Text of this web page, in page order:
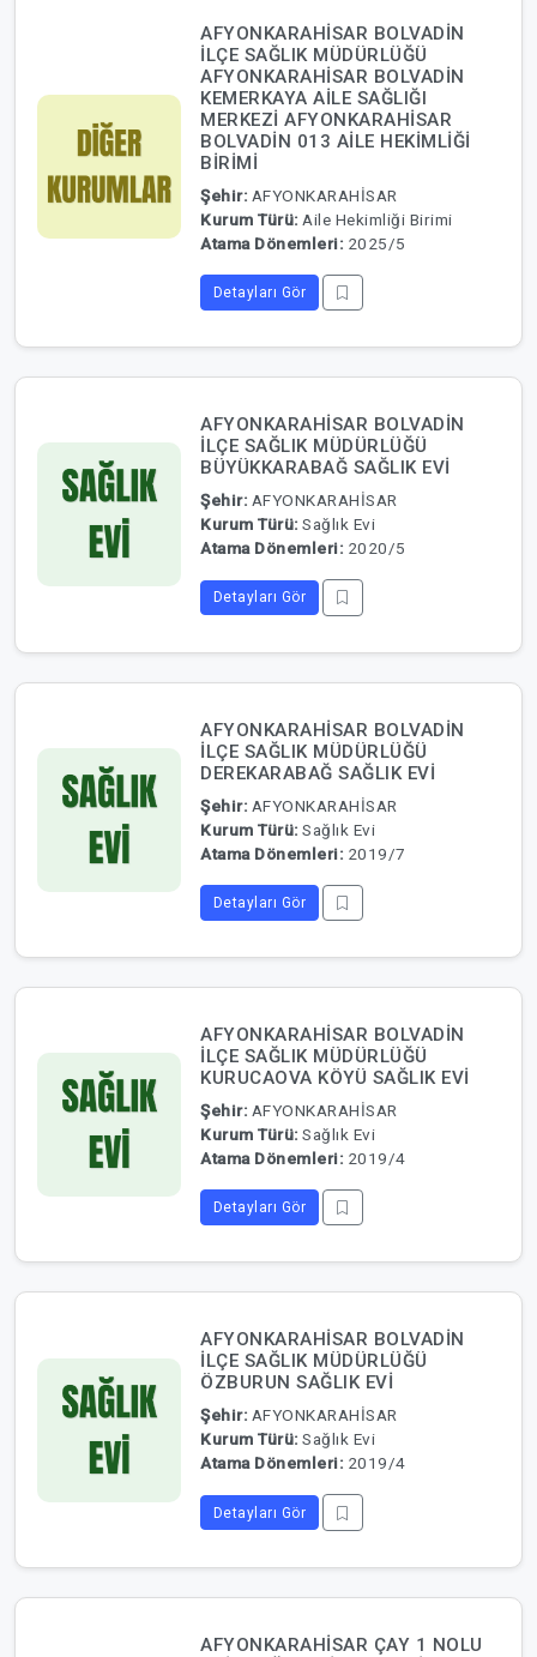
AFYONKARAHİSAR BOLVADİN
İLÇE SAĞLIK MÜDÜRLÜĞÜ
AFYONKARAHİSAR BOLVADİN
KEMERKAYA AİLE SAĞLIĞI
MERKEZİ AFYONKARAHİSAR
BOLVADİN 013 AİLE HEKİMLİĞİ
BİRİMİ
Şehir: AFYONKARAHİSAR
Kurum Türü: Aile Hekimliği Birimi
Atama Dönemleri: 2025/5
Detayları Gör
AFYONKARAHİSAR BOLVADİN
İLÇE SAĞLIK MÜDÜRLÜĞÜ
BÜYÜKKARABAĞ SAĞLIK EVİ
Şehir: AFYONKARAHİSAR
Kurum Türü: Sağlık Evi
Atama Dönemleri: 2020/5
Detayları Gör
AFYONKARAHİSAR BOLVADİN
İLÇE SAĞLIK MÜDÜRLÜĞÜ
DEREKARABAĞ SAĞLIK EVİ
Şehir: AFYONKARAHİSAR
Kurum Türü: Sağlık Evi
Atama Dönemleri: 2019/7
Detayları Gör
AFYONKARAHİSAR BOLVADİN
İLÇE SAĞLIK MÜDÜRLÜĞÜ
KURUCAOVA KÖYÜ SAĞLIK EVİ
Şehir: AFYONKARAHİSAR
Kurum Türü: Sağlık Evi
Atama Dönemleri: 2019/4
Detayları Gör
AFYONKARAHİSAR BOLVADİN
İLÇE SAĞLIK MÜDÜRLÜĞÜ
ÖZBURUN SAĞLIK EVİ
Şehir: AFYONKARAHİSAR
Kurum Türü: Sağlık Evi
Atama Dönemleri: 2019/4
Detayları Gör
AFYONKARAHİSAR ÇAY 1 NOLU